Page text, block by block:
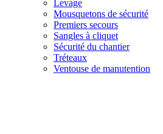
Levage
Mousquetons de sécurité
Premiers secours
Sangles à cliquet
Sécurité du chantier
Tréteaux
Ventouse de manutention